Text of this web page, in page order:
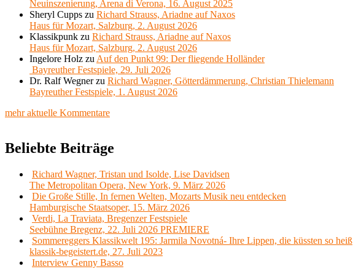
Neuinszenierung, Arena di Verona, 16. August 2025
Sheryl Cupps zu Richard Strauss, Ariadne auf Naxos
Haus für Mozart, Salzburg, 2. August 2026
Klassikpunk zu Richard Strauss, Ariadne auf Naxos
Haus für Mozart, Salzburg, 2. August 2026
Ingelore Holz zu Auf den Punkt 99: Der fliegende Holländer
Bayreuther Festspiele, 29. Juli 2026
Dr. Ralf Wegnerzu Richard Wagner, Götterdämmerung, Christian Thielemann
Bayreuther Festspiele, 1. August 2026
mehr aktuelle Kommentare
Beliebte Beiträge
Richard Wagner, Tristan und Isolde, Lise Davidsen
The Metropolitan Opera, New York, 9. März 2026
Die Große Stille, In fernen Welten, Mozarts Musik neu entdecken
Hamburgische Staatsoper, 15. März 2026
Verdi, La Traviata, Bregenzer Festspiele
Seebühne Bregenz, 22. Juli 2026 PREMIERE
Sommereggers Klassikwelt 195: Jarmila Novotná- Ihre Lippen, die küssten so heiß
klassik-begeistert.de, 27. Juli 2023
Interview Genny Basso